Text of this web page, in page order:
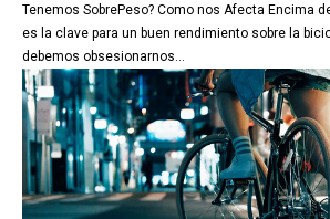
Tenemos SobrePeso? Como nos Afecta Encima
es la clave para un buen rendimiento sobre la
debemos obsesionarnos...